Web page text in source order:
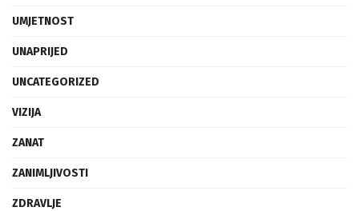
UMJETNOST
UNAPRIJED
UNCATEGORIZED
VIZIJA
ZANAT
ZANIMLJIVOSTI
ZDRAVLJE